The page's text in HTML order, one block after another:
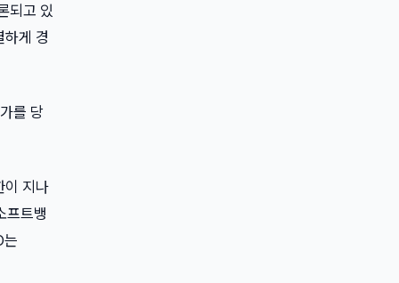
되고 있
게 경
를 당
이 지나
프트뱅
는